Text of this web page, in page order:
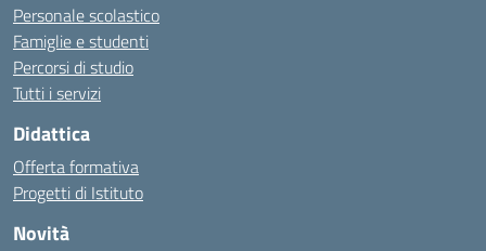
Personale scolastico
Famiglie e studenti
Percorsi di studio
Tutti i servizi
Didattica
Offerta formativa
Progetti di Istituto
Novità